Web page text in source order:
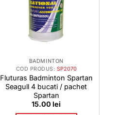
BADMINTON
COD PRODUS:SP2070
Fluturas Badminton Spartan
Seagull 4 bucati / pachet
Spartan
15.00lei